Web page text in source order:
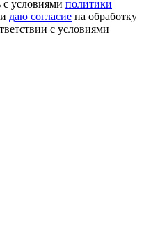
условиями политики
и даю согласие на обработку
с условиями